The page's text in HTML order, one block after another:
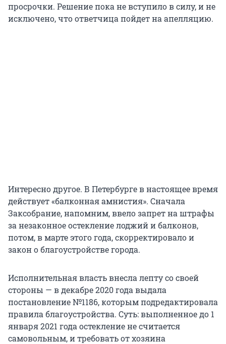
просрочки. Решение пока не вступило в силу, и не
исключено, что ответчица пойдет на апелляцию.
Интересно другое. В Петербурге в настоящее время
действует «балконная амнистия». Сначала
Заксобрание, напомним, ввело запрет на штрафы
за незаконное остекление лоджий и балконов,
потом, в марте этого года, скорректировало и
закон о благоустройстве города.
Исполнительная власть внесла лепту со своей
стороны — в декабре 2020 года выдала
постановление №1186, которым подредактировала
правила благоустройства. Суть: выполненное до 1
января 2021 года остекление не считается
самовольным, и требовать от хозяина